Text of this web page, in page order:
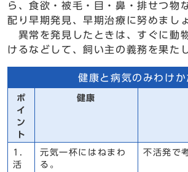
ら、食欲・被毛・目・鼻・排せつ物
配り早期発見、早期治療に努めまし
異常を発見したときは、すぐに動
けるなどして、飼い主の義務を果た
健康と病気のみわけか
ポ
イ
ン
ト
健康
1.
活
元気一杯にはねまわ
る。
不活発で